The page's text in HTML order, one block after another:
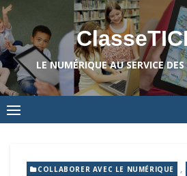
Skip
to
content
LE NUMÉRIQUE AU SERVICE
COLLABORER AVEC LE NUMÉRIQUE ,